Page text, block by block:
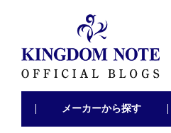
メーカーから探す